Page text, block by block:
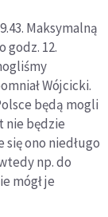
Maksymalną
godz. 12.
Wójcicki.
będą mogli
nie będzie
ono niedługo
np. do
mógł je